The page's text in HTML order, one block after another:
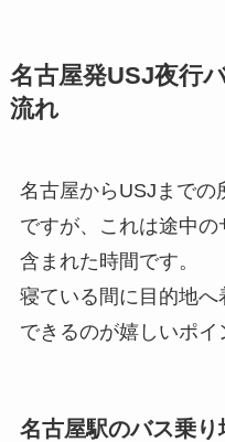
名古屋発USJ夜行
流れ
名古屋からUSJまでの
ですが、これは途中
含まれた時間です。
寝ている間に目的地
できるのが嬉しいポイ
名古屋駅のバス乗り